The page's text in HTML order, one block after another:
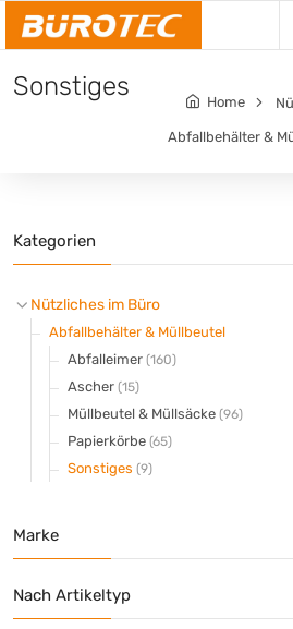
Sonstiges
Home
Abfallbehälter &
Kategorien
Nützliches im Büro
Abfallbehälter & Müllbeutel
Abfalleimer (160)
Ascher (15)
Müllbeutel & Müllsäcke (96)
Papierkörbe (65)
Sonstiges (9)
Marke
Nach Artikeltyp
Cookie-Einstellungen